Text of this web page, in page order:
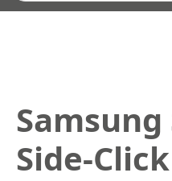
Samsung
Side-Click